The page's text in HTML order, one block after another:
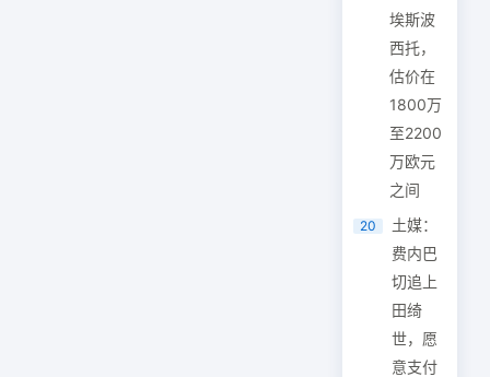
埃斯波
西托，
估价在
1800万
至2200
万欧元
之间
20
土媒：
费内巴
切追上
田绮
世，愿
意支付